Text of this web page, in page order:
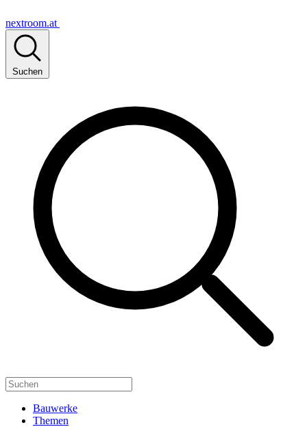
nextroom.at
Suchen
Bauwerke
Themen